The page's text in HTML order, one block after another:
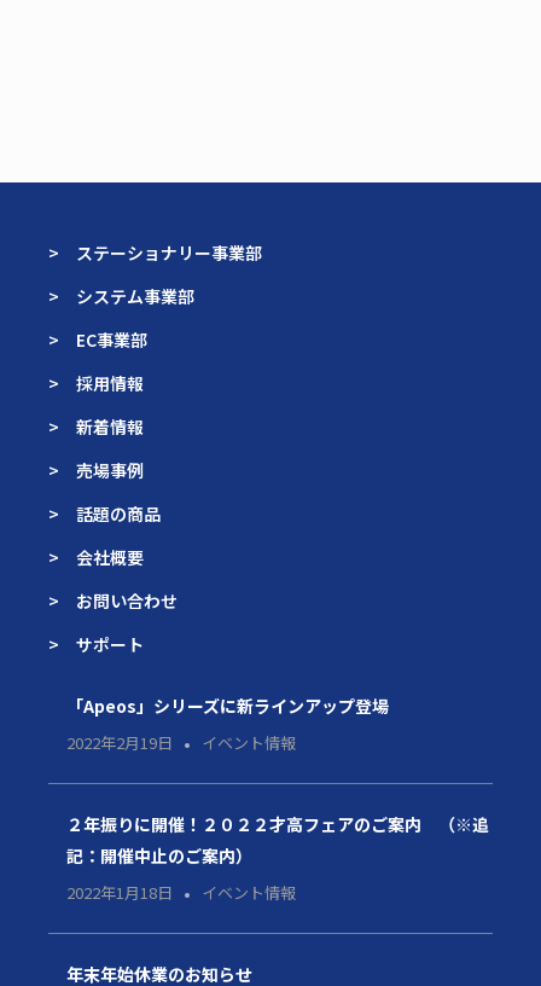
> ステーショナリー事業部
> システム事業部
> EC事業部
> 採用情報
> 新着情報
> 売場事例
> 話題の商品
> 会社概要
> お問い合わせ
> サポート
「Apeos」シリーズに新ラインアップ登場
2022年2月19日 イベント情報
２年振りに開催！２０２２才高フェアのご案内 （※追
記：開催中止のご案内）
2022年1月18日 イベント情報
年末年始休業のお知らせ